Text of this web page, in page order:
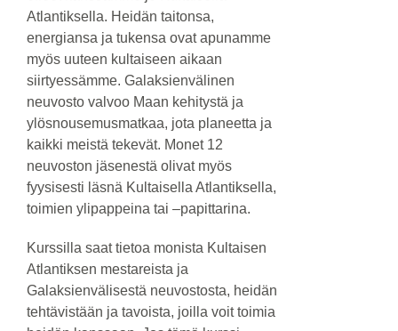
Atlantiksella. Heidän taitonsa,
energiansa ja tukensa ovat apunamme
myös uuteen kultaiseen aikaan
siirtyessämme. Galaksienvälinen
neuvosto valvoo Maan kehitystä ja
ylösnousemusmatkaa, jota planeetta ja
kaikki meistä tekevät. Monet 12
neuvoston jäsenestä olivat myös
fyysisesti läsnä Kultaisella Atlantiksella,
toimien ylipappeina tai –papittarina.
Kurssilla saat tietoa monista Kultaisen
Atlantiksen mestareista ja
Galaksienvälisestä neuvostosta, heidän
tehtävistään ja tavoista, joilla voit toimia